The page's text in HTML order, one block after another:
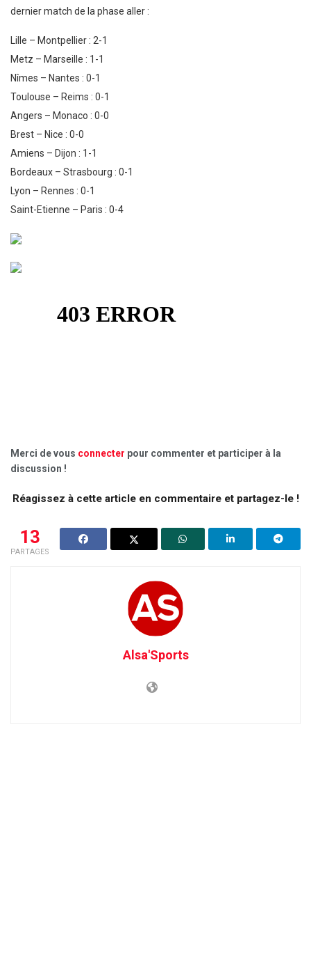
dernier match de la phase aller :
Lille – Montpellier : 2-1
Metz – Marseille : 1-1
Nîmes – Nantes : 0-1
Toulouse – Reims : 0-1
Angers – Monaco : 0-0
Brest – Nice : 0-0
Amiens – Dijon : 1-1
Bordeaux – Strasbourg : 0-1
Lyon – Rennes : 0-1
Saint-Etienne – Paris : 0-4
Merci de vous connecter pour commenter et participer à la
discussion !
Réagissez à cette article en commentaire et partagez-le !
13
PARTAGES
Alsa'Sports